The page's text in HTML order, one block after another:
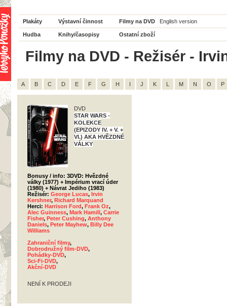
Plakáty Výstavní činnost Filmy na DVD English version
Hudba Knihy/časopisy Ostatní zboží
Filmy na DVD - Režisér -
A B C D E F G H I J K L M N O P
DVD
STAR WARS -
KOLEKCE
(EPIZODY IV. + V. +
VI.) AKA HVĚZDNÉ
VÁLKY
Bonusy / info: 3DVD: Hvězdné
války (1977) + Impérium vrací úder
(1980) + Návrat Jediho (1983)
Režisér: George Lucas, Irvin
Kershner, Richard Marquand
Herci: Harrison Ford, Frank Oz,
Alec Guinness, Mark Hamill, Carrie
Fisher, Peter Cushing, Anthony
Daniels, Peter Mayhew, Billy Dee
Williams
Zahraniční filmy,
Dobrodružný film-DVD,
Pohádky-DVD,
Sci-Fi-DVD,
Akční-DVD
NENÍ K PRODEJI